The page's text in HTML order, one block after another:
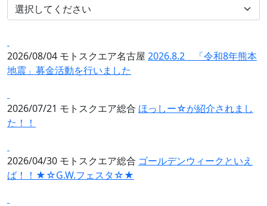
2026/08/04 モトスクエア名古屋 2026.8.2 「令和8年熊本
地震」募金活動を行いました
2026/07/21 モトスクエア総合 ほっしー☆が紹介されまし
た！！
2026/04/30 モトスクエア総合 ゴールデンウィークといえ
ば！！★☆G.W.フェスタ☆★